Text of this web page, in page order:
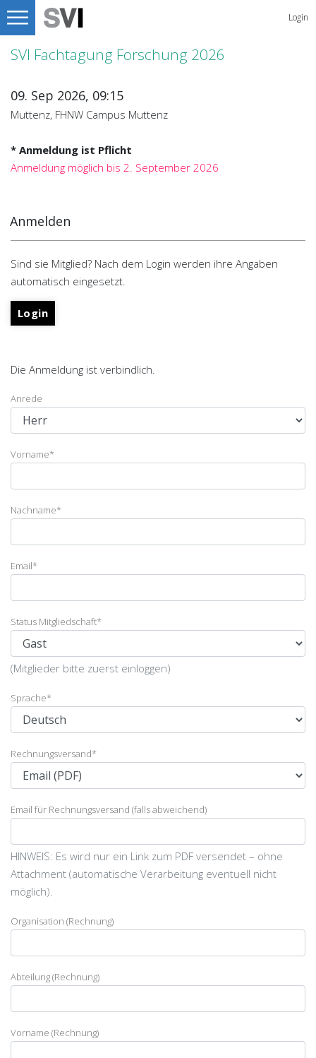
Login
SVI Fachtagung Forschung 2026
09. Sep 2026, 09:15
Muttenz, FHNW Campus Muttenz
* Anmeldung ist Pflicht
Anmeldung möglich bis 2. September 2026
Anmelden
Sind sie Mitglied? Nach dem Login werden ihre Angaben
automatisch eingesetzt.
Login
Die Anmeldung ist verbindlich.
Anrede
Vorname*
Nachname*
Email*
Status Mitgliedschaft*
(Mitglieder bitte zuerst einloggen)
Sprache*
Rechnungsversand*
Email für Rechnungsversand (falls abweichend)
HINWEIS: Es wird nur ein Link zum PDF versendet – ohne
Attachment (automatische Verarbeitung eventuell nicht
möglich).
Organisation (Rechnung)
Abteilung (Rechnung)
Vorname (Rechnung)